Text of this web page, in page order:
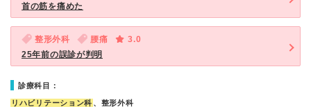
首の筋を痛めた
整形外科 腰痛
3.0
25年前の誤診が判明
診療科目：
リハビリテーション科 、整形外科